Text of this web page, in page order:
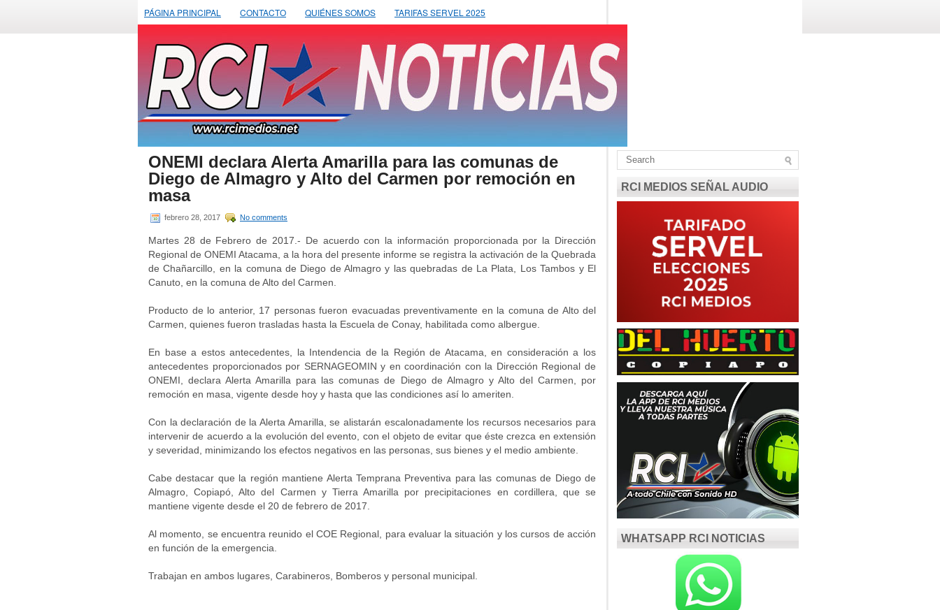
PÁGINA PRINCIPAL CONTACTO QUIÉNES SOMOS TARIFAS SERVEL 2025
ONEMI declara Alerta Amarilla para las comunas de
Diego de Almagro y Alto del Carmen por remoción en
masa
febrero 28, 2017 No comments
Martes 28 de Febrero de 2017.- De acuerdo con la información proporcionada por la Dirección
Regional de ONEMI Atacama, a la hora del presente informe se registra la activación de la Quebrada
de Chañarcillo, en la comuna de Diego de Almagro y las quebradas de La Plata, Los Tambos y El
Canuto, en la comuna de Alto del Carmen.
Producto de lo anterior, 17 personas fueron evacuadas preventivamente en la comuna de Alto del
Carmen, quienes fueron trasladas hasta la Escuela de Conay, habilitada como albergue.
En base a estos antecedentes, la Intendencia de la Región de Atacama, en consideración a los
antecedentes proporcionados por SERNAGEOMIN y en coordinación con la Dirección Regional de
ONEMI, declara Alerta Amarilla para las comunas de Diego de Almagro y Alto del Carmen, por
remoción en masa, vigente desde hoy y hasta que las condiciones así lo ameriten.
Con la declaración de la Alerta Amarilla, se alistarán escalonadamente los recursos necesarios para
intervenir de acuerdo a la evolución del evento, con el objeto de evitar que éste crezca en extensión
y severidad, minimizando los efectos negativos en las personas, sus bienes y el medio ambiente.
Cabe destacar que la región mantiene Alerta Temprana Preventiva para las comunas de Diego de
Almagro, Copiapó, Alto del Carmen y Tierra Amarilla por precipitaciones en cordillera, que se
mantiene vigente desde el 20 de febrero de 2017.
Al momento, se encuentra reunido el COE Regional, para evaluar la situación y los cursos de acción
en función de la emergencia.
Trabajan en ambos lugares, Carabineros, Bomberos y personal municipal.
RCI MEDIOS SEÑAL AUDIO
WHATSAPP RCI NOTICIAS